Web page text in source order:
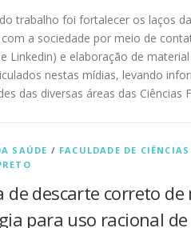
trabalho foi fortalecer os laços
a sociedade por meio de
Linkedin) e elaboração de
nestas mídias, levando
das diversas áreas das Ciências
SAÚDE / FACULDADE DE
de descarte correto
para uso racional